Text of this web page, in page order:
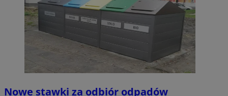
Nowe stawki za odbiór odpadów